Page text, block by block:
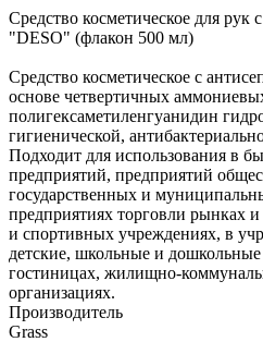
Средство косметическое для рук
"DESO" (флакон 500 мл)
Средство косметическое с
основе четвертичных
полигексаметиленгуанидин
гигиенической,
Подходит для использования в
предприятий, предприятий
государственных и
предприятиях торговли рынках и
и спортивных учреждениях, в
детские, школьные и дошкольные
гостиницах, жилищно-
организациях.
Производитель
Grass